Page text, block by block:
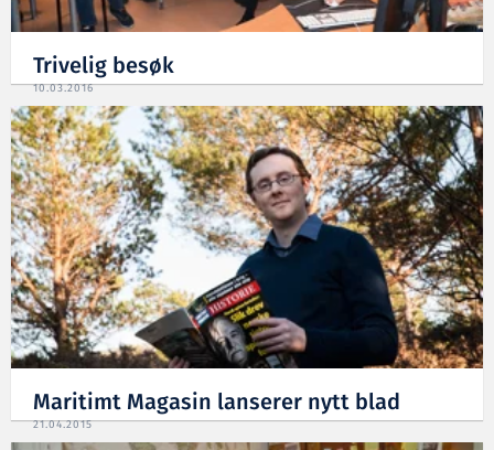
Trivelig besøk
10.03.2016
Maritimt Magasin lanserer nytt blad
21.04.2015